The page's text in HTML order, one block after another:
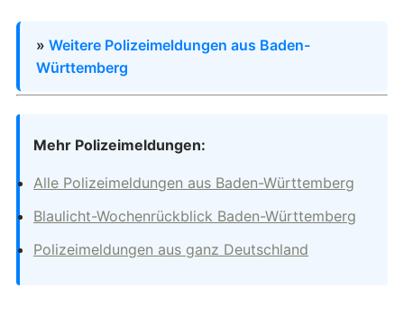
» Weitere Polizeimeldungen aus Baden-
Württemberg
Mehr Polizeimeldungen:
Alle Polizeimeldungen aus Baden-Württemberg
Blaulicht-Wochenrückblick Baden-Württemberg
Polizeimeldungen aus ganz Deutschland